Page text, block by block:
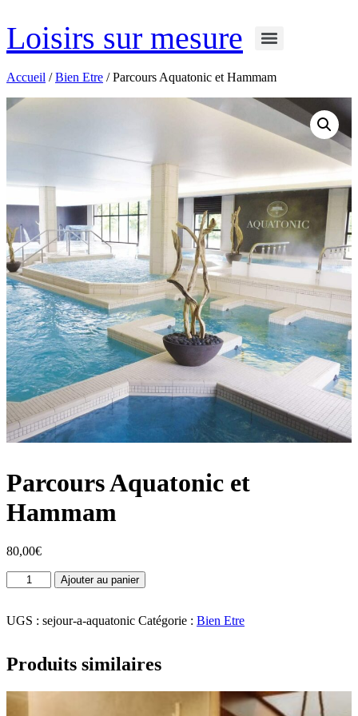
au
contenu
Loisirs sur mesure
Accueil /Bien Etre / Parcours Aquatonic et Hammam
Parcours Aquatonic et
Hammam
80,00€
quantité
de
Aquatonic
Ajouter au panier
UGS : sejour-a-aquatonic Catégorie : Bien Etre
Produits similaires